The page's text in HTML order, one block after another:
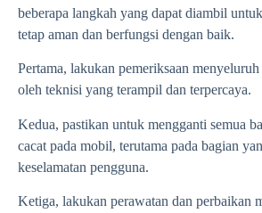
beberapa langkah yang dapat diambil
tetap aman dan berfungsi dengan baik.
Pertama, lakukan pemeriksaan
oleh teknisi yang terampil dan terpercaya.
Kedua, pastikan untuk mengganti semua
cacat pada mobil, terutama pada bagian
keselamatan pengguna.
Ketiga, lakukan perawatan dan perbaikan